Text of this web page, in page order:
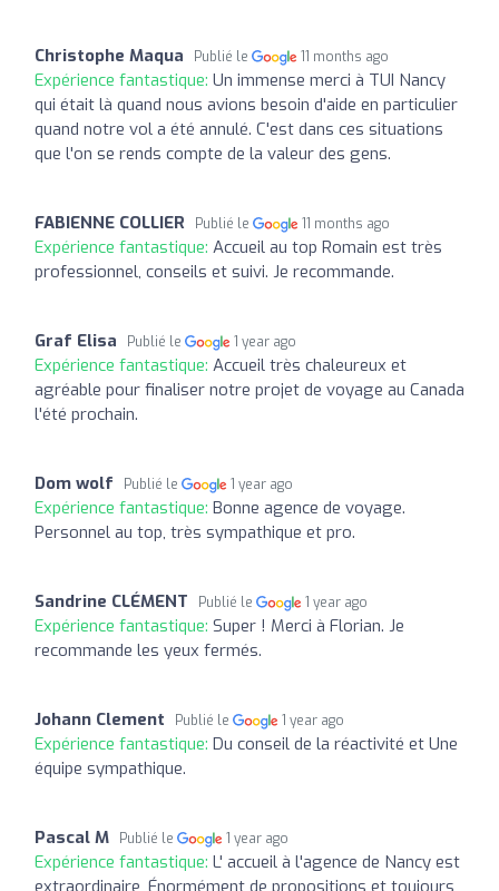
Christophe Maqua Publié le 11 months ago
Expérience fantastique: Un immense merci à TUI Nancy
qui était là quand nous avions besoin d'aide en particulier
quand notre vol a été annulé. C'est dans ces situations
que l'on se rends compte de la valeur des gens.
FABIENNE COLLIER Publié le 11 months ago
Expérience fantastique: Accueil au top Romain est très
professionnel, conseils et suivi. Je recommande.
Graf Elisa Publié le 1 year ago
Expérience fantastique: Accueil très chaleureux et
agréable pour finaliser notre projet de voyage au Canada
l'été prochain.
Dom wolf Publié le 1 year ago
Expérience fantastique: Bonne agence de voyage.
Personnel au top, très sympathique et pro.
Sandrine CLÉMENT Publié le 1 year ago
Expérience fantastique: Super ! Merci à Florian. Je
recommande les yeux fermés.
Johann Clement Publié le 1 year ago
Expérience fantastique: Du conseil de la réactivité et Une
équipe sympathique.
Pascal M Publié le 1 year ago
Expérience fantastique: L' accueil à l'agence de Nancy est
extraordinaire, Énormément de propositions et toujours